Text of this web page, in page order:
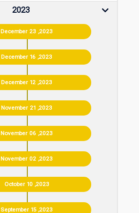
2023
December 23 ,2023
December 16 ,2023
December 12 ,2023
November 21 ,2023
November 06 ,2023
November 02 ,2023
October 10 ,2023
September 15 ,2023